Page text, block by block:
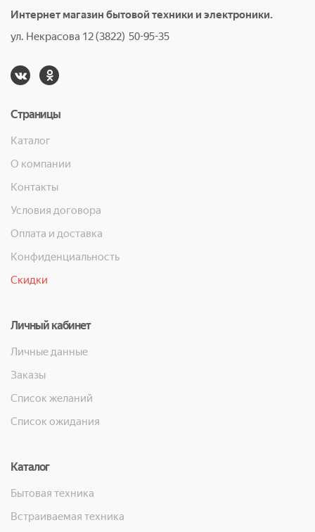
Интернет магазин бытовой техники и электроники.
ул. Некрасова 12 (3822) 50-95-35
Страницы
Каталог
О компании
Контакты
Условия договора
Оплата и доставка
Конфиденциальность
Скидки
Личный кабинет
Личные данные
Заказы
Список желаний
Список ожидания
Каталог
Бытовая техника
Встраиваемая техника